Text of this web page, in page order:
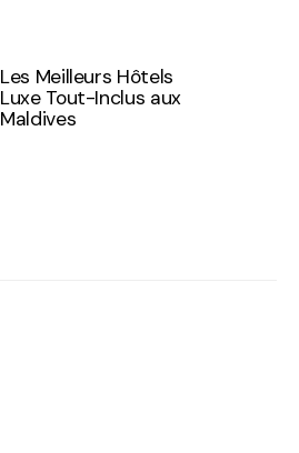
Les Meilleurs Hôtels
Luxe Tout-Inclus aux
Maldives